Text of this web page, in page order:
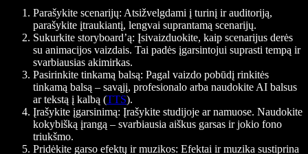
Parašykite scenarijų: Atsižvelgdami į turinį ir auditoriją,
parašykite įtraukiantį, lengvai suprantamą scenarijų.
Sukurkite storyboard’ą: Įsivaizduokite, kaip scenarijus derės
su animacijos vaizdais. Tai padės įgarsintojui suprasti tempą ir
svarbiausias akimirkas.
Pasirinkite tinkamą balsą: Pagal vaizdo pobūdį rinkitės
tinkamą balsą – savąjį, profesionalo arba naudokite AI balsus
ar tekstą į kalbą (TTS).
Įrašykite įgarsinimą: Įrašykite studijoje ar namuose. Naudokite
kokybišką įrangą – svarbiausia aiškus garsas ir jokio fono
triukšmo.
Pridėkite garso efektų ir muzikos: Efektai ir muzika sustiprina